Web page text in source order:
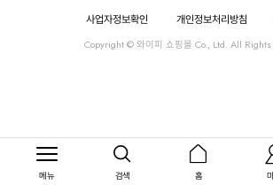
메뉴 검색 홈
사업자정보확인 개인정보처리방침
Copyright © 와이피 쇼핑몰 Co., Ltd. All